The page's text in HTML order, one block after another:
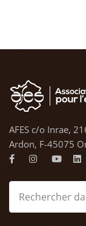
AFES c/o Inrae,
Ardon, F-45075